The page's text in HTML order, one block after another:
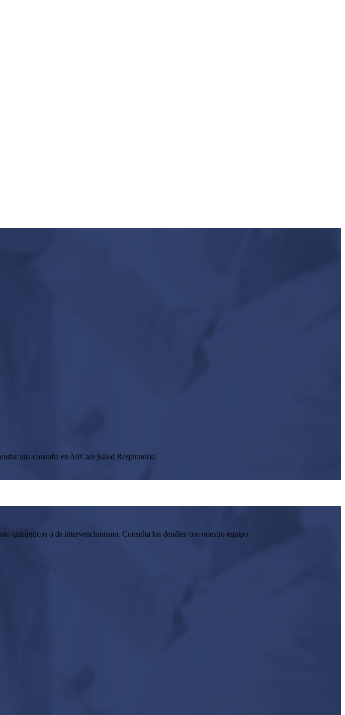
una consulta en AirCare Salud Respiratoria.
quirúrgicos o de intervencionismo. Consulta los detalles con nuestro equipo